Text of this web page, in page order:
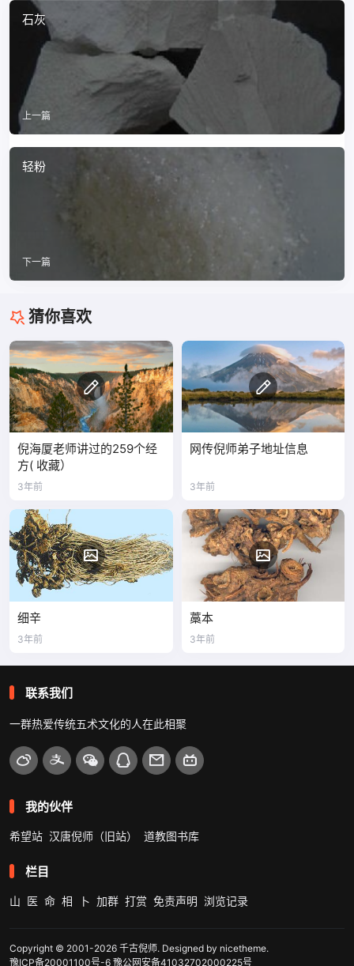
石灰
上一篇
轻粉
下一篇
猜你喜欢
倪海厦老师讲过的259个经
方( 收藏）
3年前
网传倪师弟子地址信息
3年前
细辛
3年前
藁本
3年前
联系我们
一群热爱传统五术文化的人在此相聚
我的伙伴
希望站 汉唐倪师（旧站） 道教图书库
栏目
山 医 命 相 卜 加群 打赏 免责声明 浏览记录
Copyright © 2001-2026 千古倪师. Designed by nicetheme.
豫ICP备20001100号-6 豫公网安备41032702000225号